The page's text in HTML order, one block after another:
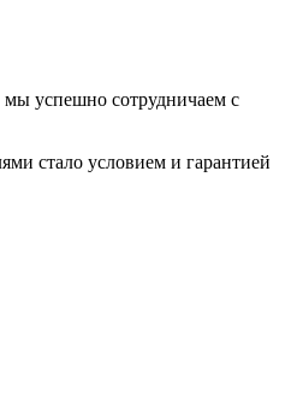
успешно сотрудничаем с
стало условием и гарантией